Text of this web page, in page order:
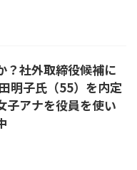
？社外取締役候補に
明子氏（55）を内定
子アナを役員を使い